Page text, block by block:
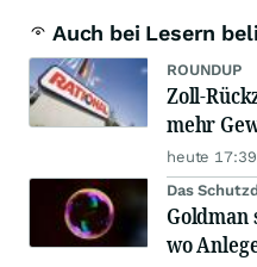
Auch bei Lesern
ROUNDUP
Zoll-
mehr
heute 17:39
Das
Goldman
wo